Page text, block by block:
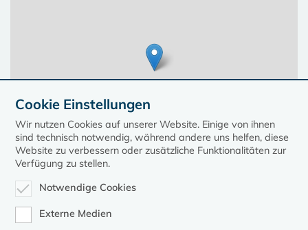
Cookie Einstellungen
Wir nutzen Cookies auf unserer Website. Einige von ihnen
sind technisch notwendig, während andere uns helfen, diese
Website zu verbessern oder zusätzliche Funktionalitäten zur
Verfügung zu stellen.
Notwendige Cookies
Externe Medien